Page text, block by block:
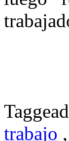
trabajo ,